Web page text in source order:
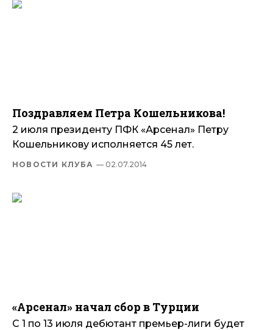
Поздравляем Петра Кошельникова!
2 июля президенту ПФК «Арсенал» Петру
Кошельникову исполняется 45 лет.
НОВОСТИ КЛУБА — 02.07.2014
«Арсенал» начал сбор в Турции
С 1 по 13 июля дебютант премьер-лиги будет